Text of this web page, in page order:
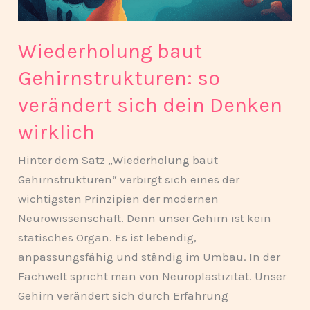
Wiederholung baut
Gehirnstrukturen: so
verändert sich dein Denken
wirklich
Hinter dem Satz „Wiederholung baut
Gehirnstrukturen“ verbirgt sich eines der
wichtigsten Prinzipien der modernen
Neurowissenschaft. Denn unser Gehirn ist kein
statisches Organ. Es ist lebendig,
anpassungsfähig und ständig im Umbau. In der
Fachwelt spricht man von Neuroplastizität. Unser
Gehirn verändert sich durch Erfahrung
dein
wirklich